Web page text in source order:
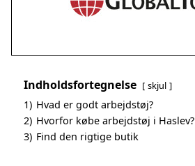
Indholdsfortegnelse skjul
1) Hvad er godt arbejdstøj?
2) Hvorfor købe arbejdstøj i Haslev?
3) Find den rigtige butik